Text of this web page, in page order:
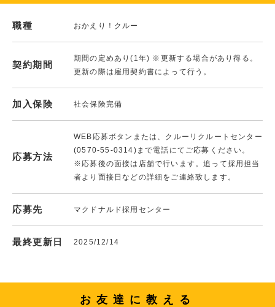
職種 おかえり！クルー
契約期間
期間の定めあり(1年) ※更新する場合があり得る。
更新の際は雇用契約書によって行う。
加入保険 社会保険完備
応募方法
WEB応募ボタンまたは、クルーリクルートセンター
(0570-55-0314)まで電話にてご応募ください。
※応募後の面接は店舗で行います。追って採用担当
者より面接日などの詳細をご連絡致します。
応募先 マクドナルド採用センター
最終更新日 2025/12/14
お友達に教える